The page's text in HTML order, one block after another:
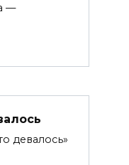
—
девалось»